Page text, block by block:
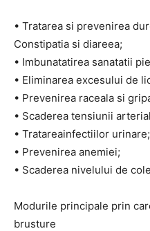
• Tratarea si prevenirea
Constipatia si diareea;
• Imbunatatirea sanatatii
• Eliminarea excesului de
• Prevenirea raceala si
• Scaderea tensiunii
• Tratareainfectiilor urinare;
• Prevenirea anemiei;
• Scaderea nivelului de
Modurile principale prin
brusture